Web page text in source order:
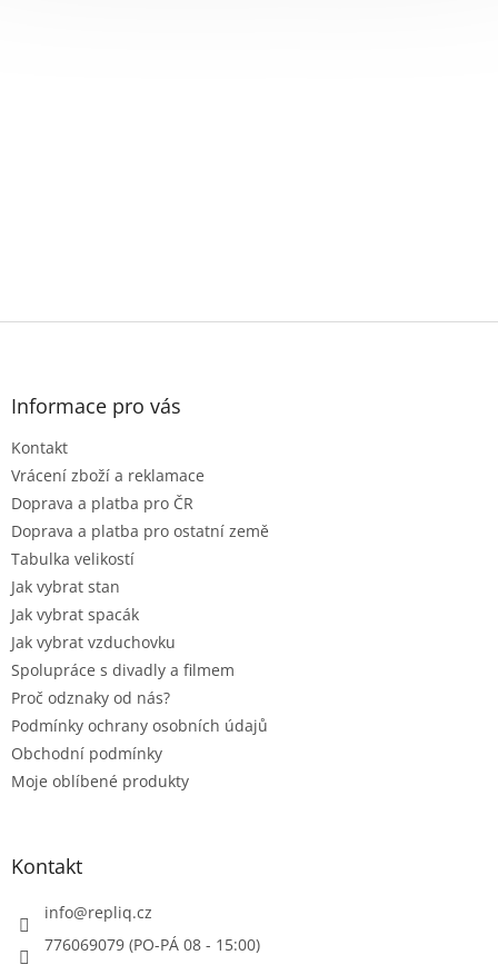
Z
Informace pro vás
Kontakt
Vrácení zboží a reklamace
Doprava a platba pro ČR
Doprava a platba pro ostatní země
Tabulka velikostí
Jak vybrat stan
Jak vybrat spacák
Jak vybrat vzduchovku
Spolupráce s divadly a filmem
Proč odznaky od nás?
Podmínky ochrany osobních údajů
Obchodní podmínky
Moje oblíbené produkty
Kontakt
info@repliq.cz
776069079 (PO-PÁ 08 - 15:00)